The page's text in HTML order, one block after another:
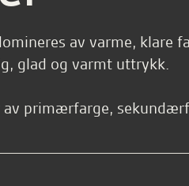
av varme, klare
glad og varmt uttrykk.
av primærfarge,